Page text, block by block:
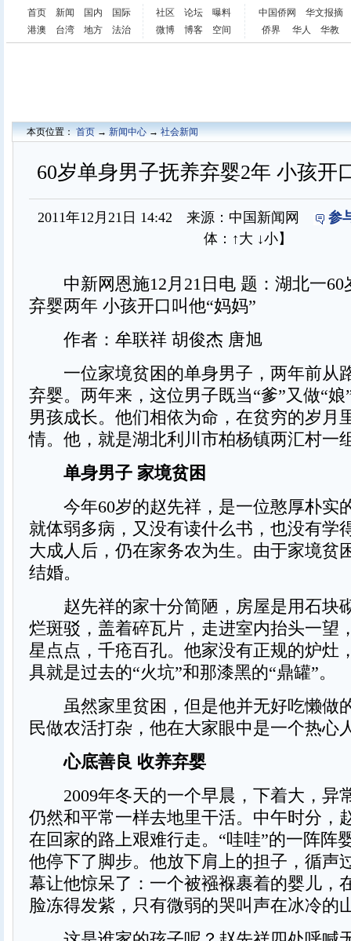
首页 新闻 国内
国际
港澳
台湾 地方 法治
社区 论坛
曝料
微博
博客 空间
中国侨网
华文报摘
侨界
华人 华教
本页位置：首页→新闻中心→社会新闻
60岁单身男子抚养弃婴2年 小孩开
2011年12月21日 14:42 来源：中国新闻网
参
体： ↑大 ↓小】
中新网恩施12月21日电 题：湖北一60
弃婴两年 小孩开口叫他“妈妈”
作者：牟联祥 胡俊杰 唐旭
一位家境贫困的单身男子，两年前从
弃婴。两年来，这位男子既当“爹”又做“
男孩成长。他们相依为命，在贫穷的岁月
情。他，就是湖北利川市柏杨镇两汇村一
单身男子 家境贫困
今年60岁的赵先祥，是一位憨厚朴实
就体弱多病，又没有读什么书，也没有学
大成人后，仍在家务农为生。由于家境贫
结婚。
赵先祥的家十分简陋，房屋是用石块
烂斑驳，盖着碎瓦片，走进室内抬头一望
星点点，千疮百孔。他家没有正规的炉灶
具就是过去的“火坑”和那漆黑的“鼎罐”。
虽然家里贫困，但是他并无好吃懒做
民做农活打杂，他在大家眼中是一个热心
心底善良 收养弃婴
2009年冬天的一个早晨，下着大，异
仍然和平常一样去地里干活。中午时分，
在回家的路上艰难行走。“哇哇”的一阵阵
他停下了脚步。他放下肩上的担子，循声
幕让他惊呆了：一个被襁褓裹着的婴儿，
脸冻得发紫，只有微弱的哭叫声在冰冷的